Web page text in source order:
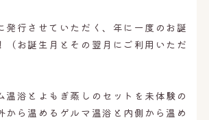
発行させていただく、年に一度のお誕
（お誕生月とその翌月にご利用いただ
温浴とよもぎ蒸しのセットを未体験の
から温めるゲルマ温浴と内側から温め